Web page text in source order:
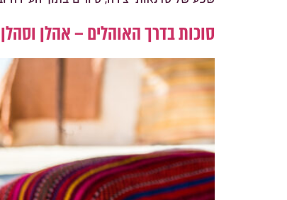
סוכות בדרך האוהלים – אהלן